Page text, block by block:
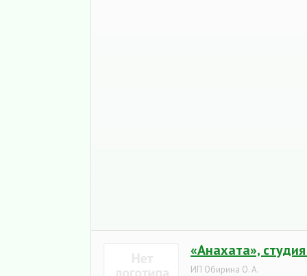
«Анахата»,
ИП Обирина О. А.